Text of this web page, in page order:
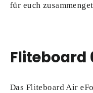
für euch
Fliteboard
Das Fliteboard Air